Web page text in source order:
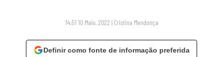
14:51 10 Maio, 2022 | Cristina Mendonça
Definir como fonte de informação preferida